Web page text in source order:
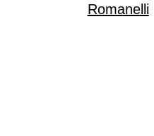
Romanelli